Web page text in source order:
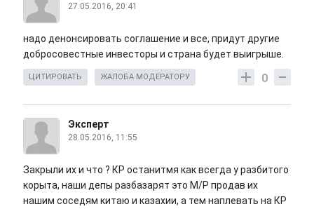
27.05.2016, 20:41
надо денонсировать соглашение и все, придут другие
добросовестные инвесторы и страна будет выигрыше.
0
ЦИТИРОВАТЬ ЖАЛОБА МОДЕРАТОРУ
Эксперт
28.05.2016, 11:55
Закрыли их и что ? КР останитмя как всегда у разбитого
корыта, наши депы разбазарят это М/Р продав их
нашим соседям китаю и казахии, а тем наплевать на КР